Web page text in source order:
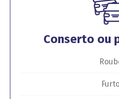
Conserto ou